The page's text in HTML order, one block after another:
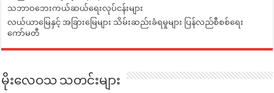
သဘာဝဘေးကယ်ဆယ်ရေးလုပ်ငန်းများ
လယ်ယာမြေနှင့် အခြားမြေများ သိမ်းဆည်းခံရမှုများ ပြန်လည်စီစစ်ရေး
ကော်မတီ
မိုးလေဝသ သတင်းများ